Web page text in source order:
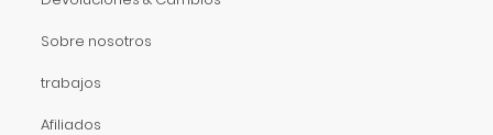
Sobre nosotros
trabajos
Afiliados